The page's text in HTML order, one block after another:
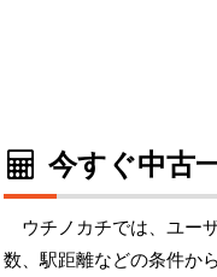
今すぐ中古
ウチノカチでは、ユー
数、駅距離などの条件か